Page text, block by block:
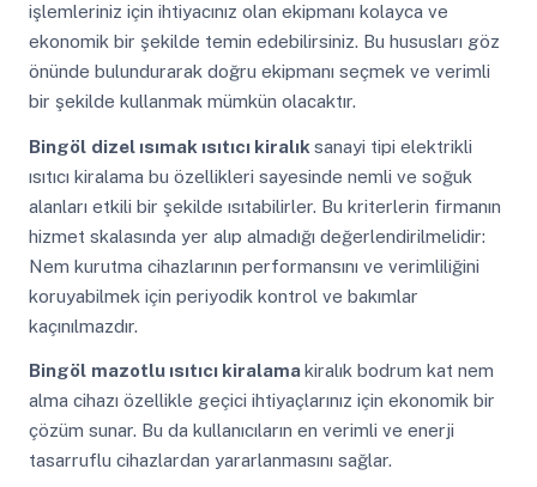
işlemleriniz için ihtiyacınız olan ekipmanı kolayca ve
ekonomik bir şekilde temin edebilirsiniz. Bu hususları göz
önünde bulundurarak doğru ekipmanı seçmek ve verimli
bir şekilde kullanmak mümkün olacaktır.
Bingöl dizel ısımak ısıtıcı kiralık sanayi tipi elektrikli
ısıtıcı kiralama bu özellikleri sayesinde nemli ve soğuk
alanları etkili bir şekilde ısıtabilirler. Bu kriterlerin firmanın
hizmet skalasında yer alıp almadığı değerlendirilmelidir:
Nem kurutma cihazlarının performansını ve verimliliğini
koruyabilmek için periyodik kontrol ve bakımlar
kaçınılmazdır.
Bingöl mazotlu ısıtıcı kiralamakiralık bodrum kat nem
alma cihazı özellikle geçici ihtiyaçlarınız için ekonomik bir
çözüm sunar. Bu da kullanıcıların en verimli ve enerji
tasarruflu cihazlardan yararlanmasını sağlar.